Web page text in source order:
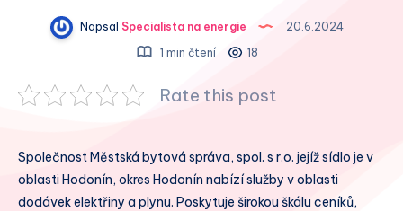
Napsal Specialista na energie
20.6.2024
1 min čtení
18
Rate this post
Společnost Městská bytová správa, spol. s r.o. jejíž sídlo je v
oblasti Hodonín, okres Hodonín nabízí služby v oblasti
dodávek elektřiny a plynu. Poskytuje širokou škálu ceníků,